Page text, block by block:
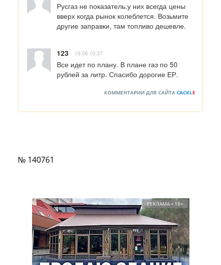
Русгаз не показатель.у них всегда цены
вверх когда рынок колеблется. Возьмите
другие заправки, там топливо дешевле.
123 19.06 10:37
Все идет по плану. В плане газ по 50
рублей за литр. Спасибо дорогие ЕР.
КОММЕНТАРИИ ДЛЯ САЙТА CACKLE
№ 140761
РЕКЛАМА • 18+